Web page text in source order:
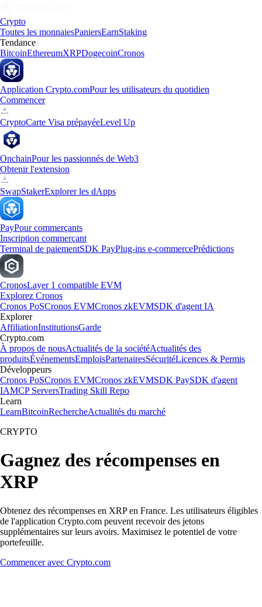
Crypto
Toutes les monnaiesPaniersEarnStaking
Tendance
BitcoinEthereumXRPDogecoinCronos
Application Crypto.comPour les utilisateurs du quotidien
Commencer
CryptoCarte Visa prépayéeLevel Up
OnchainPour les passionnés de Web3
Obtenir l'extension
SwapStakerExplorer les dApps
PayPour commerçants
Inscription commerçant
Terminal de paiementSDK PayPlug-ins e-commercePrédictions
CronosLayer 1 compatible EVM
Explorez Cronos
Cronos PoSCronos EVMCronos zkEVMSDK d'agent IA
Explorer
AffiliationInstitutionsGarde
Crypto.com
À propos de nousActualités de la sociétéActualités des
produitsÉvénementsEmploisPartenairesSécuritéLicences & Permis
Développeurs
Cronos PoSCronos EVMCronos zkEVMSDK PaySDK d'agent
IAMCP ServersTrading Skill Repo
Learn
LearnBitcoinRechercheActualités du marché
CRYPTO
Gagnez des récompenses en
XRP
Obtenez des récompenses en XRP en France. Les utilisateurs éligibles
de l'application Crypto.com peuvent recevoir des jetons
supplémentaires sur leurs avoirs. Maximisez le potentiel de votre
portefeuille.
Commencer avec Crypto.com